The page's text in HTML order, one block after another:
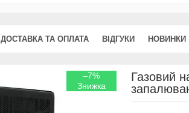
ДОСТАВКА ТА ОПЛАТА ВІДГУКИ НОВИНКИ
–7%
Газовий